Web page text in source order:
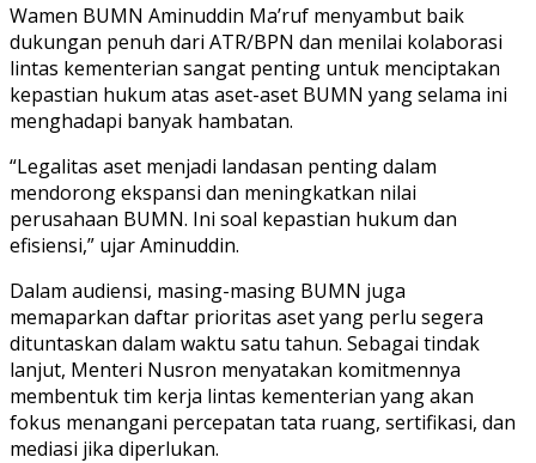
Wamen BUMN Aminuddin Ma’ruf menyambut baik
dukungan penuh dari ATR/BPN dan menilai kolaborasi
lintas kementerian sangat penting untuk menciptakan
kepastian hukum atas aset-aset BUMN yang selama ini
menghadapi banyak hambatan.
“Legalitas aset menjadi landasan penting dalam
mendorong ekspansi dan meningkatkan nilai
perusahaan BUMN. Ini soal kepastian hukum dan
efisiensi,” ujar Aminuddin.
Dalam audiensi, masing-masing BUMN juga
memaparkan daftar prioritas aset yang perlu segera
dituntaskan dalam waktu satu tahun. Sebagai tindak
lanjut, Menteri Nusron menyatakan komitmennya
membentuk tim kerja lintas kementerian yang akan
fokus menangani percepatan tata ruang, sertifikasi, dan
mediasi jika diperlukan.